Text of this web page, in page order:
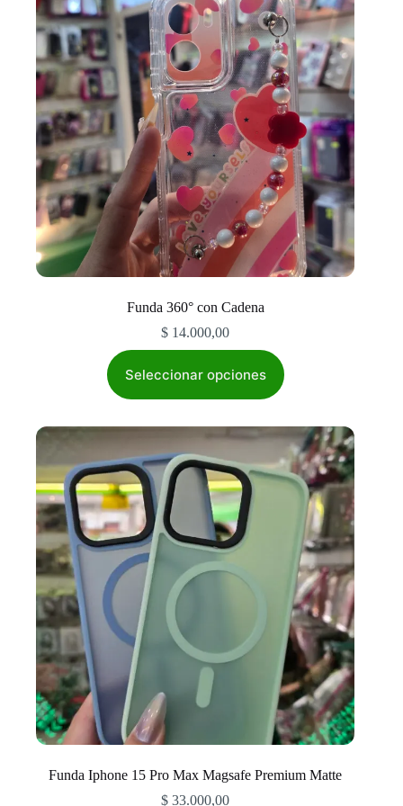
Funda 360° con Cadena
$ 14.000,00
Seleccionar opciones
producto
Las
opciones
se
pueden
elegir
la
página
de
producto
Funda Iphone 15 Pro Max Magsafe Premium Matte
$ 33.000,00